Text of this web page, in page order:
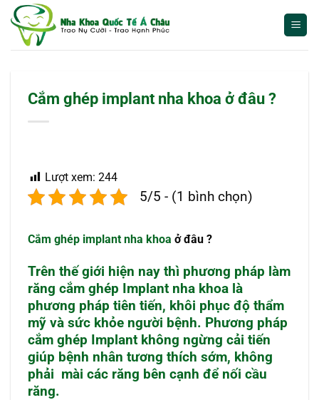
qua
Cắm ghép implant nha khoa ở đâu ?
Lượt xem: 244
5/5 - (1 bình chọn)
Cắm ghép implant nha khoa ở đâu ?
Trên thế giới hiện nay thì phương pháp làm
răng cắm ghép Implant nha khoa là
phương pháp tiên tiến, khôi phục độ thẩm
mỹ và sức khỏe người bệnh. Phương pháp
cắm ghép Implant không ngừng cải tiến
giúp bệnh nhân tương thích sớm, không
phải mài các răng bên cạnh để nối cầu
răng.